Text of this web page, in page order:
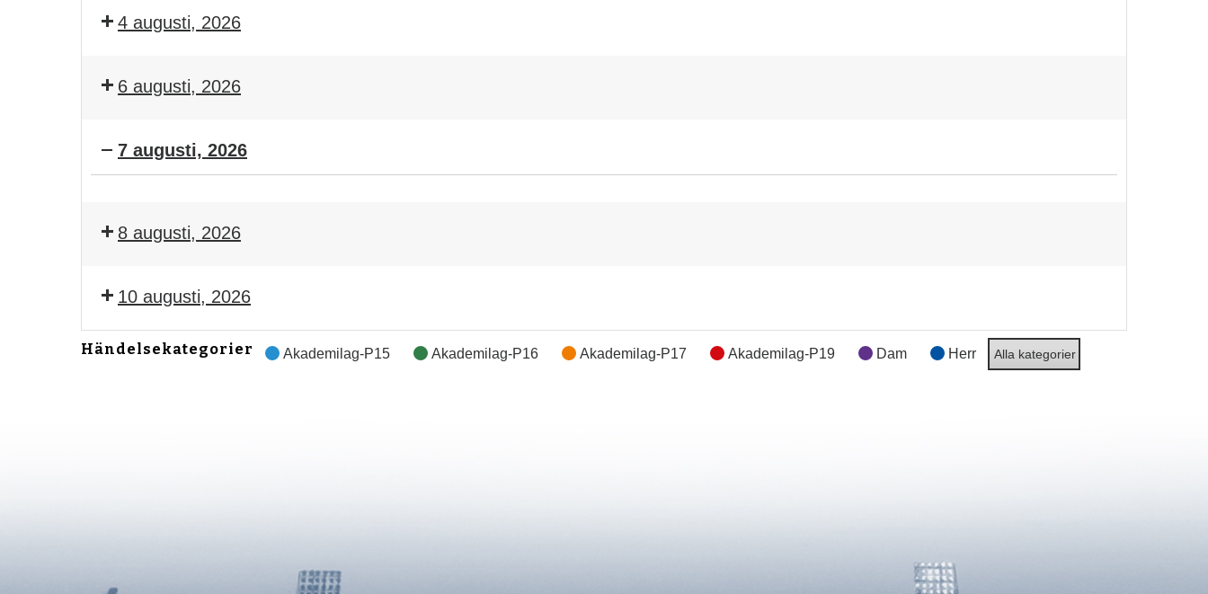
4 augusti, 2026
6 augusti, 2026
7 augusti, 2026
8 augusti, 2026
10 augusti, 2026
Händelsekategorier Akademilag-P15 Akademilag-P16 Akademilag-P17 Akademilag-P19 Dam Herr Alla kategorier